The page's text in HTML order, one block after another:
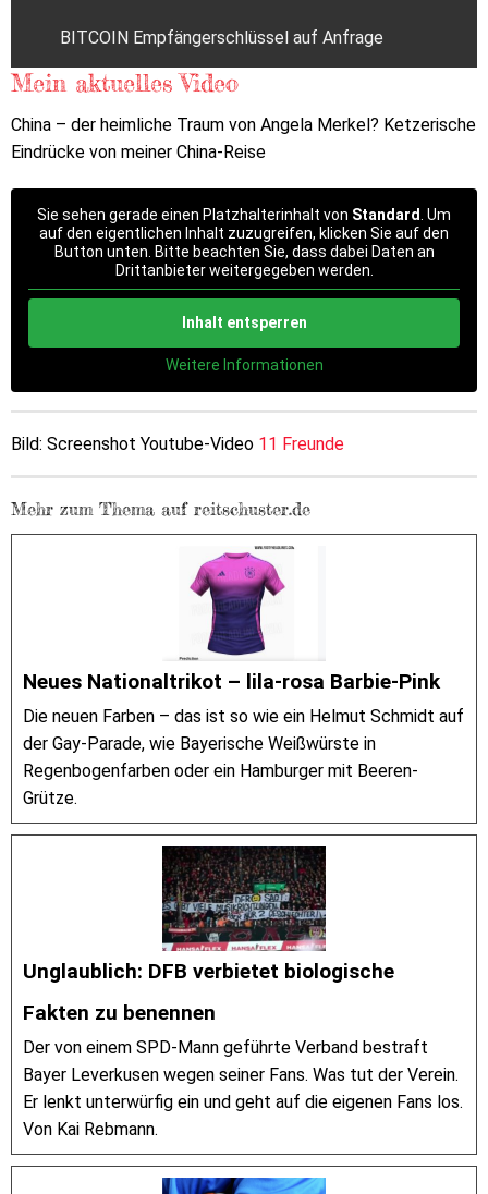
BITCOIN Empfängerschlüssel auf Anfrage
Mein aktuelles Video
China – der heimliche Traum von Angela Merkel? Ketzerische
Eindrücke von meiner China-Reise
Sie sehen gerade einen Platzhalterinhalt von Standard . Um
auf den eigentlichen Inhalt zuzugreifen, klicken Sie auf den
Button unten. Bitte beachten Sie, dass dabei Daten an
Drittanbieter weitergegeben werden.
Inhalt entsperren
Weitere Informationen
Bild: Screenshot Youtube-Video 11 Freunde
Mehr zum Thema auf reitschuster.de
Neues Nationaltrikot – lila-rosa Barbie-Pink
Die neuen Farben – das ist so wie ein Helmut Schmidt auf
der Gay-Parade, wie Bayerische Weißwürste in
Regenbogenfarben oder ein Hamburger mit Beeren-
Grütze.
Unglaublich: DFB verbietet biologische
Fakten zu benennen
Der von einem SPD-Mann geführte Verband bestraft
Bayer Leverkusen wegen seiner Fans. Was tut der Verein.
Er lenkt unterwürfig ein und geht auf die eigenen Fans los.
Von Kai Rebmann.